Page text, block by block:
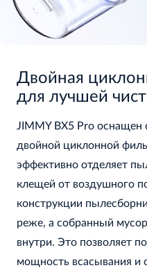
Двойная
для лучшей
JIMMY BX5 Pro оснащен
двойной циклонной
эффективно отделяет
клещей от воздушного
конструкции
реже, а собранный
внутри. Это позволяет
мощность всасывания и